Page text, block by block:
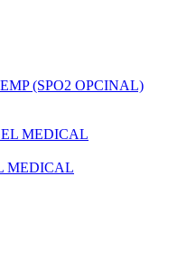
(SPO2 OPCINAL)
MEDICAL